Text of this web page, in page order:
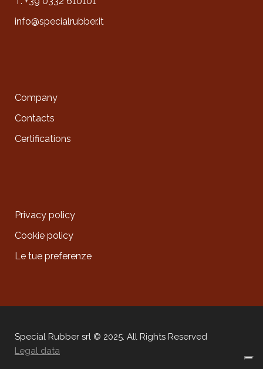
info@specialrubber.it
Company
Contacts
Certifications
Privacy policy
Cookie policy
Le tue preferenze
Special Rubber srl © 2025. All Rights Reserved
Legal data